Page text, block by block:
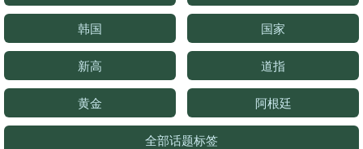
韩国 国家
新高 道指
黄金 阿根廷
全部话题标签